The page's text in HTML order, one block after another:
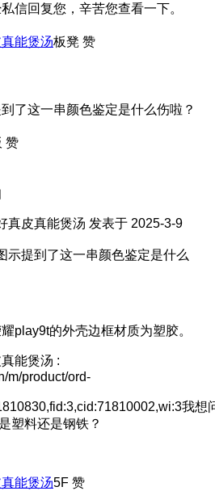
信回复您，辛苦您查看一下。
能煲汤板凳 赞
了这一串颜色鉴定是什么伤啦？
赞
真皮真能煲汤 发表于 2025-3-9
示提到了这一串颜色鉴定是什么
play9t的外壳边框材质为塑胶。
能煲汤 :
m/product/ord-
我想
塑料还是钢铁？
能煲汤5F 赞